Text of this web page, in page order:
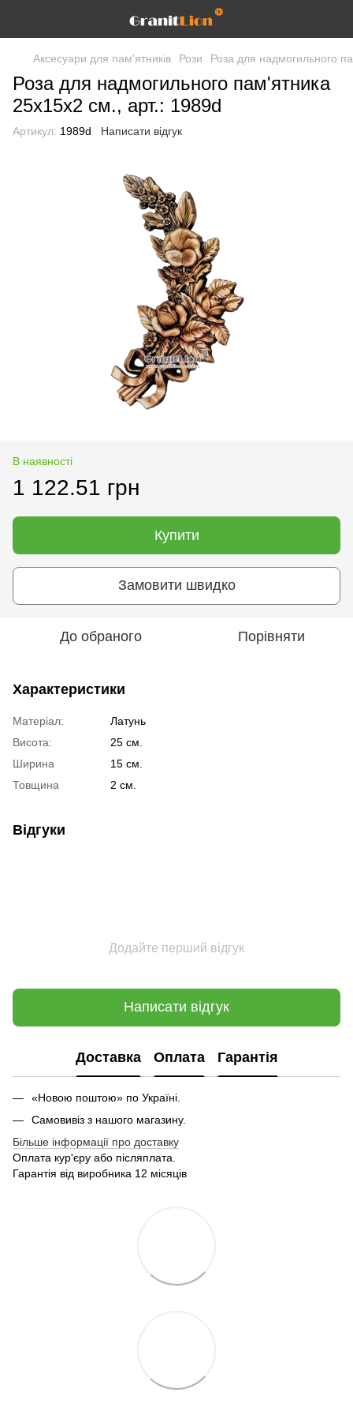
Аксесуари для пам'ятників Рози Роза для надмогильного
Роза для надмогильного пам'ятника
25х15x2 см., арт.: 1989d
Артикул: 1989d Написати відгук
В наявності
1 122.51 грн
Купити
Замовити швидко
До обраного Порівняти
Характеристики
Матеріал:
Латунь
Висота:
25 см.
Ширина
15 см.
Товщина
2 см.
Відгуки
Додайте перший відгук
Написати відгук
Доставка Оплата Гарантія
«Новою поштою» по Україні.
Самовивіз з нашого магазину.
Більше інформації про доставку
Оплата кур'єру або післяплата.
Гарантія від виробника 12 місяців